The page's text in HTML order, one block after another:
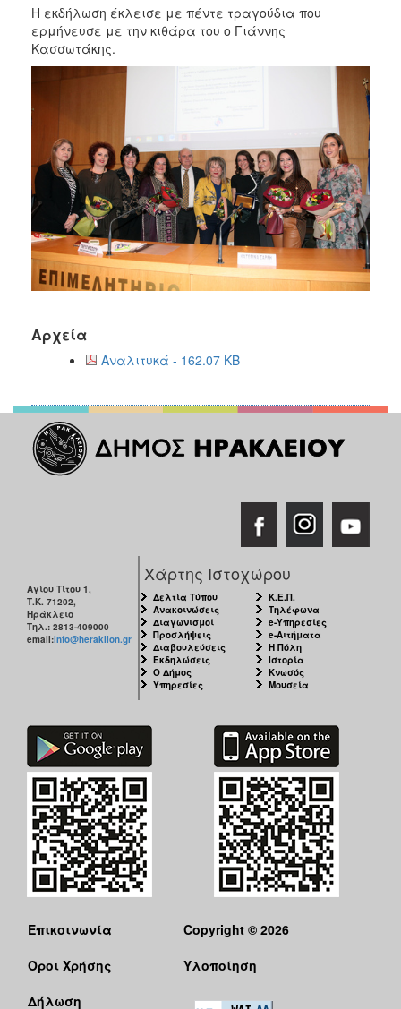
Η εκδήλωση έκλεισε με πέντε τραγούδια που
ερμήνευσε με την κιθάρα του ο Γιάννης
Κασσωτάκης.
Αρχεία
Αναλιτυκά - 162.07 KB
Αγίου Τίτου 1,
Τ.Κ. 71202,
Ηράκλειο
Τηλ.: 2813-409000
email:info@heraklion.gr
Χάρτης Ιστοχώρου
Δελτία Τύπου
Ανακοινώσεις
Διαγωνισμοί
Προσλήψεις
Διαβουλεύσεις
Εκδηλώσεις
Ο Δήμος
Υπηρεσίες
Κ.Ε.Π.
Τηλέφωνα
e-Υπηρεσίες
e-Αιτήματα
Η Πόλη
Ιστορία
Κνωσός
Μουσεία
Επικοινωνία
Όροι Χρήσης
Δήλωση
Copyright © 2026
Υλοποίηση